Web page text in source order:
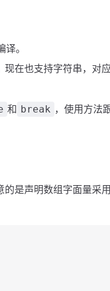
。
现在也支持字符串，对
和 break ，使用方法
是声明数组字面量采